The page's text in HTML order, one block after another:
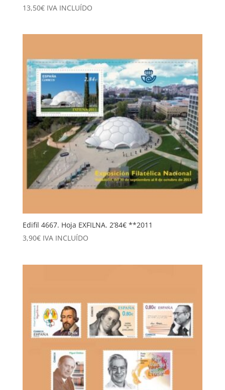
13,50€ IVA INCLUÍDO
Edifil 4667. Hoja EXFILNA. 2’84€ **2011
3,90€ IVA INCLUÍDO